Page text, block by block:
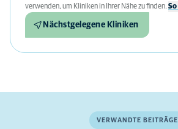
verwenden, um Kliniken in Ihrer Nähe zu finden.
Nächstgelegene Kliniken
VERWANDTE BEITRÄGE